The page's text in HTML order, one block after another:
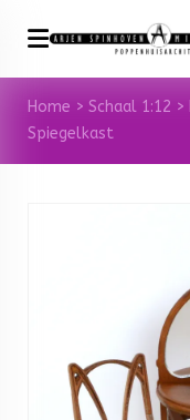
Home > Schaal 1:12 >
Spiegelkast